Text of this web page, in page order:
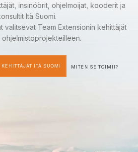
insinöörit, ohjelmoijat, kooderit ja
Itä Suomi.
valitsevat Team Extensionin kehittäjät
ohjelmistoprojekteilleen.
ITÄ SUOMI MITEN SE TOIMII?